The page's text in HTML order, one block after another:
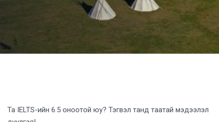
Та IELTS-ийн 6.5 оноотой юу? Тэгвэл танд таатай мэдээлэл
navigation